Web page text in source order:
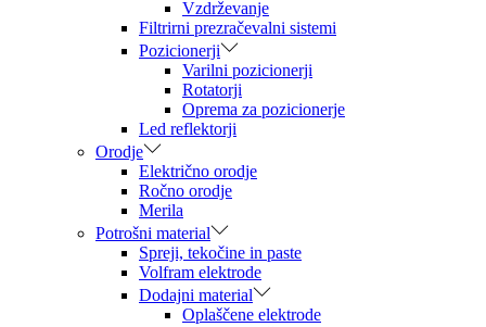
Vzdrževanje
Filtrirni prezračevalni sistemi
Pozicionerji
Varilni pozicionerji
Rotatorji
Oprema za pozicionerje
Led reflektorji
Orodje
Električno orodje
Ročno orodje
Merila
Potrošni material
Spreji, tekočine in paste
Volfram elektrode
Dodajni material
Oplaščene elektrode